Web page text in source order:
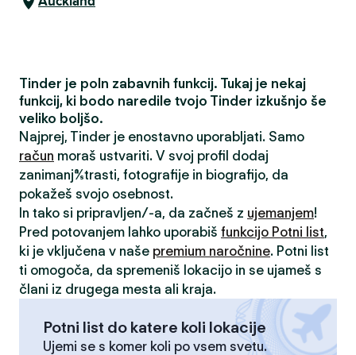
Tinder je poln zabavnih funkcij. Tukaj je nekaj
funkcij, ki bodo naredile tvojo Tinder izkušnjo še
veliko boljšo.
Najprej, Tinder je enostavno uporabljati. Samo
račun moraš ustvariti. V svoj profil dodaj
zanimanja/strasti, fotografije in biografijo, da
pokažeš svojo osebnost.
In tako si pripravljen/-a, da začneš z ujemanjem!
Pred potovanjem lahko uporabiš funkcijo Potni list,
ki je vključena v naše premium naročnine. Potni list
ti omogoča, da spremeniš lokacijo in se ujameš s
člani iz drugega mesta ali kraja.
Potni list do katere koli lokacije
Ujemi se s komer koli po vsem svetu.